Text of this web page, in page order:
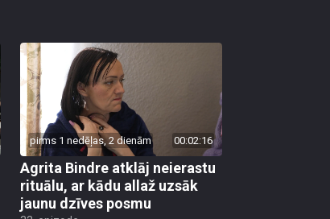
pirms 1 nedēļas, 2 dienām 00:02:16
Agrita Bindre atklāj neierastu
rituālu, ar kādu allaž uzsāk
jaunu dzīves posmu